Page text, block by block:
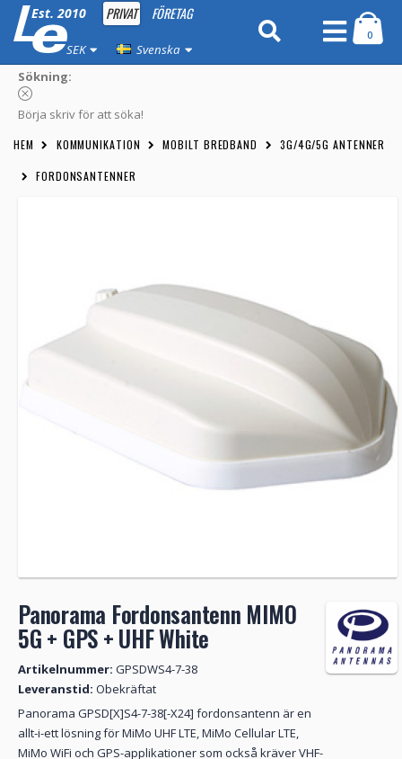
Est. 2010 PRIVAT FÖRETAG
SEK Svenska
0
Sökning:
Börja skriv för att söka!
HEM KOMMUNIKATION MOBILT BREDBAND 3G/4G/5G ANTENNER
FORDONSANTENNER
Panorama Fordonsantenn MIMO
5G + GPS + UHF White
Artikelnummer: GPSDWS4-7-38
Leveranstid: Obekräftat
Panorama GPSD[X]S4-7-38[-X24] fordonsantenn är en
allt-i-ett lösning för MiMo UHF LTE, MiMo Cellular LTE,
MiMo WiFi och GPS-applikationer som också kräver VHF-